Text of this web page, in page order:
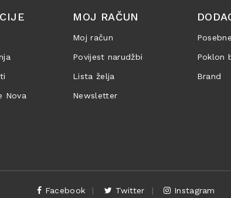
Nova
MOJ RAČUN
Moj račun
Povijest narudžbi
Lista želja
Newsletter
Poklon
Brand
Facebook Twitter Instagram